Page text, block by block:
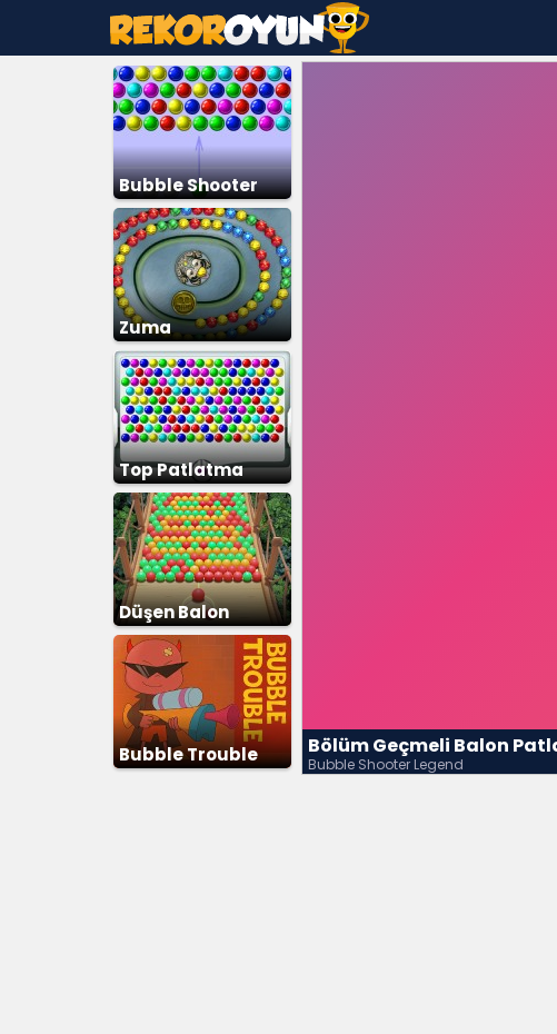
Bubble Shooter
Zuma
Top Patlatma
Düşen Balon
Patlatma
Bubble Trouble Bölüm Geçmeli Balon
Bubble Shooter Legend